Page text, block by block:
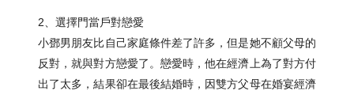
2、選擇門當戶對戀愛
小鄧男朋友比自己家庭條件差了許多，但是她不顧父母的
反對，就與對方戀愛了。戀愛時，他在經濟上為了對方付
出了太多，結果卻在最後結婚時，因雙方父母在婚宴經濟